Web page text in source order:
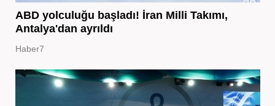
ABD yolculuğu başladı! İran Milli Takımı,
Antalya'dan ayrıldı
Haber7